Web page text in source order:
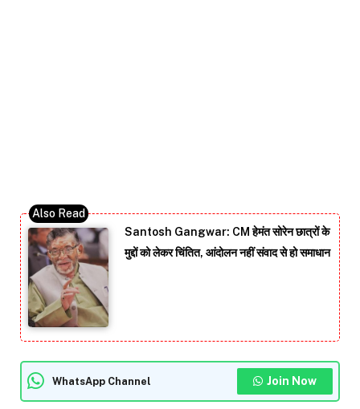
Santosh Gangwar: CM हेमंत सोरेन छात्रों के
मुद्दों को लेकर चिंतित, आंदोलन नहीं संवाद से हो समाधान
WhatsApp Channel Join Now